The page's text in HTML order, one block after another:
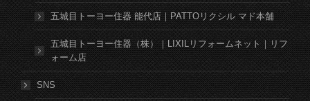
五城目トーヨー住器 能代店｜PATTOリクシル マド本舗
五城目トーヨー住器（株）｜LIXILリフォームネット｜リフ
ォーム店
SNS